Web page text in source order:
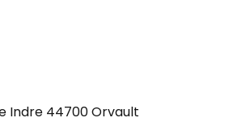
Indre 44700 Orvault